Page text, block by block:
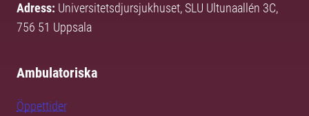
Adress: Universitetsdjursjukhuset, SLU Ultunaallén 3C,
756 51 Uppsala
Ambulatoriska
Öppettider